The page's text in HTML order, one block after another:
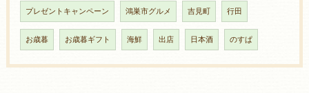
プレゼントキャンペーン 鴻巣市グルメ 吉見町 行田
お歳暮 お歳暮ギフト 海鮮 出店 日本酒 のすぱ